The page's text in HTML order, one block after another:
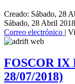
Creado: Sábado, 28
Sábado, 28 Abril
Correo electrónico
|
FOSCOR IX
28/07/2018)